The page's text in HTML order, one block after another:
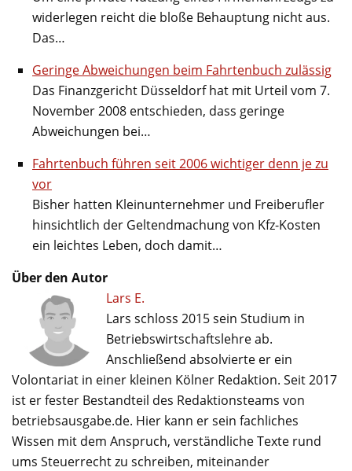
widerlegen reicht die bloße Behauptung nicht aus.
Das…
Geringe Abweichungen beim Fahrtenbuch zulässig
Das Finanzgericht Düsseldorf hat mit Urteil vom 7.
November 2008 entschieden, dass geringe
Abweichungen bei…
Fahrtenbuch führen seit 2006 wichtiger denn je zu
vor
Bisher hatten Kleinunternehmer und Freiberufler
hinsichtlich der Geltendmachung von Kfz-Kosten
ein leichtes Leben, doch damit…
Über den Autor
Lars E.
Lars schloss 2015 sein Studium in
Betriebswirtschaftslehre ab.
Anschließend absolvierte er ein
Volontariat in einer kleinen Kölner Redaktion. Seit 2017
ist er fester Bestandteil des Redaktionsteams von
betriebsausgabe.de. Hier kann er sein fachliches
Wissen mit dem Anspruch, verständliche Texte rund
ums Steuerrecht zu schreiben, miteinander